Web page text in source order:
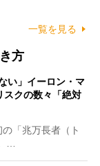
一覧を見る
方
い」イーロン・マ
スクの数々「絶対
「兆万長者（ト
…